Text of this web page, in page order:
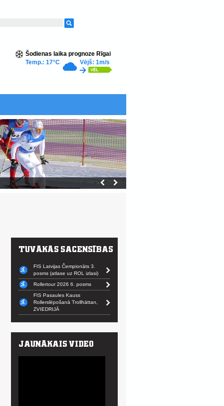
Šodienas laika prognoze Rīgai
Temp.: 17°C
Vējš: 1m/s
FIS Latvijas Čempionāts 3.
posms (atlase uz ROL izlasi)
Rollertour 2026 6. posms
FIS Pasaules Kauss
Rollerslēpošanā Trollhättan,
ZVIEDRIJĀ